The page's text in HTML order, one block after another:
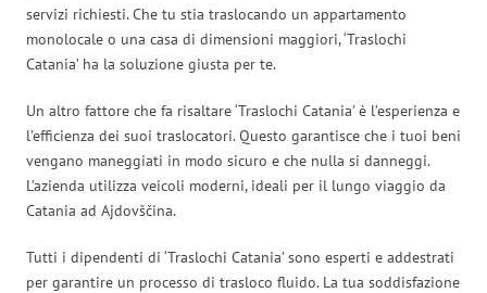
servizi richiesti. Che tu stia traslocando un appartamento
monolocale o una casa di dimensioni maggiori, ‘Traslochi
Catania’ ha la soluzione giusta per te.
Un altro fattore che fa risaltare ‘Traslochi Catania’ è l’esperienza e
l’efficienza dei suoi traslocatori. Questo garantisce che i tuoi beni
vengano maneggiati in modo sicuro e che nulla si danneggi.
L’azienda utilizza veicoli moderni, ideali per il lungo viaggio da
Catania ad Ajdovščina.
Tutti i dipendenti di ‘Traslochi Catania’ sono esperti e addestrati
per garantire un processo di trasloco fluido. La tua soddisfazione